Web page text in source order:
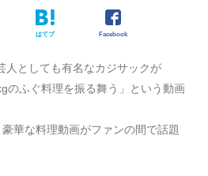
はてブ Facebook
人としても有名なカジサックが
のふぐ料理を振る舞う」という動画
華な料理動画がファンの間で話題